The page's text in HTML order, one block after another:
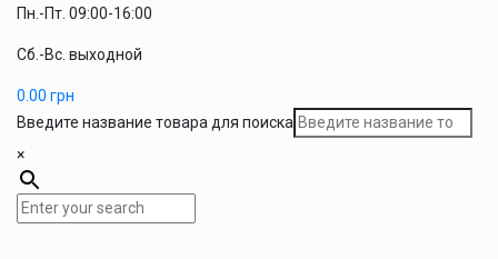
Пн.-Пт. 09:00-16:00
Сб.-Вс. выходной
0.00 грн
Введите название товара для поиска
×